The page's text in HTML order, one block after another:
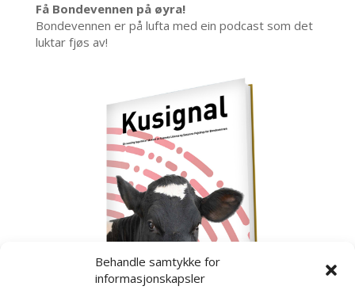
Behandle samtykke for
informasjonskapsler
Få Bondevennen på øyra!
Bondevennen er på lufta med ein podcast som det
luktar fjøs av!